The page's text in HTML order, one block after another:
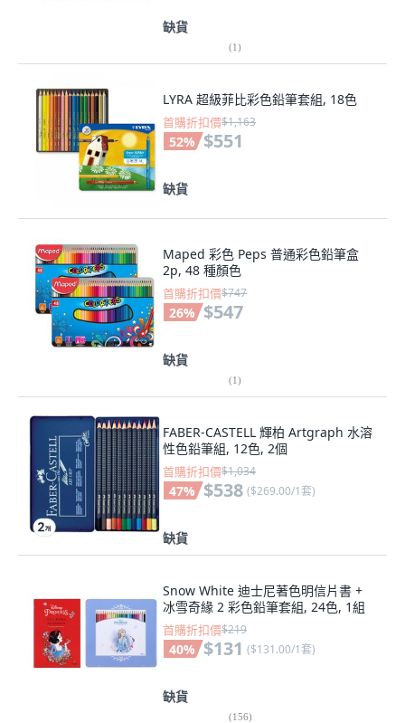
缺貨
(1)
LYRA 超級菲比彩色鉛筆套組, 18色
首購折扣價$1,163
52% $551
缺貨
Maped 彩色 Peps 普通彩色鉛筆盒
2p, 48 種顏色
首購折扣價$747
26% $547
缺貨
(1)
FABER-CASTELL 輝柏 Artgraph 水溶
性色鉛筆組, 12色, 2個
首購折扣價$1,034
47% $538 ($269.00/1套)
缺貨
Snow White 迪士尼著色明信片書 +
冰雪奇緣 2 彩色鉛筆套組, 24色, 1組
首購折扣價$219
40% $131 ($131.00/1套)
缺貨
(156)